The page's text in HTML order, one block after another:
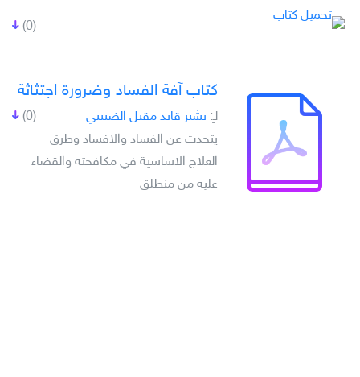
(0)
كتاب آفة الفساد وضرورة اجتثاثة
(0) لـِ: بشير قايد مقبل الضبيبي
يتحدث عن الفساد والافساد وطرق
العلاج الاساسية في مكافحته والقضاء
عليه من منطلق